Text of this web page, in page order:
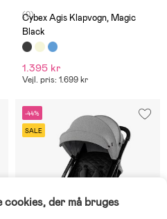
(0)
Cybex Agis Klapvogn, Magic
Black
1.395 kr
Vejl. pris: 1.699 kr
-44%
SALE
cookies, der må bruges